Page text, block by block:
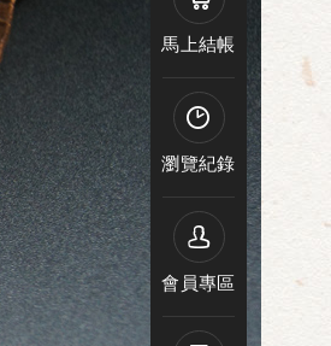
馬上結帳
瀏覽紀錄
會員專區